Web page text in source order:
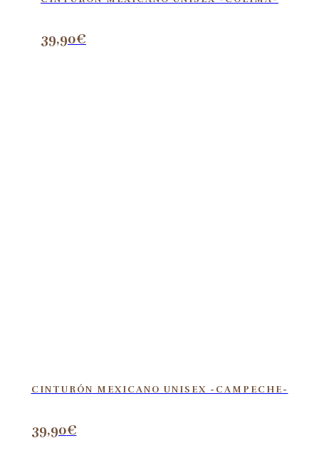
39,90€
CINTURÓN MEXICANO UNISEX -CAMPECHE-
39,90€